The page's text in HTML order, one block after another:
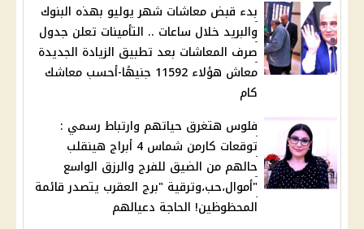
بدء قبض معاشات شهر يوليو بهذه البنوك
والبريد خلال ساعات .. التأمينات تعلن جدول
صرف المعاشات بعد تطبيق الزيادة الجديدة
معاش هؤلاء 11592 جنيهًا-أحسب معاشك
كام
فلوس هتغرق حياتهم وارتباط رسمي :
توقعات كارمن شماس 4 أبراج هينقلب
حالهم من الضيق للفرج والرزق الواسع
"أموال،حب،وترقية "برج العقرب يتصدر قائمة
المحظوظين! الحاجة دعيالهم